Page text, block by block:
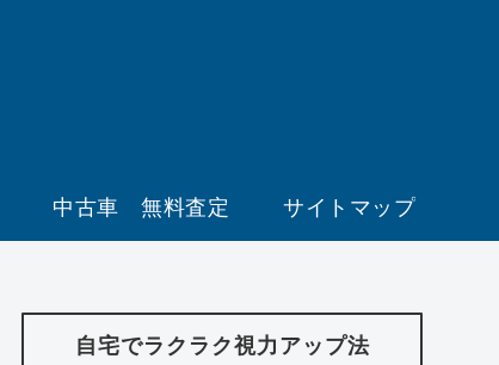
中古車 無料査定 サイトマップ
自宅でラクラク視力アップ法